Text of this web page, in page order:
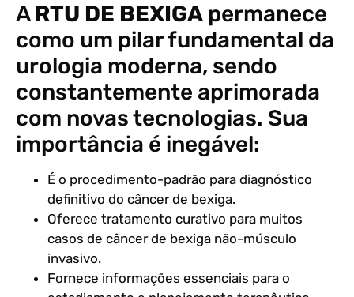
A RTU DE BEXIGA permanece
como um pilar fundamental da
urologia moderna, sendo
constantemente aprimorada
com novas tecnologias. Sua
importância é inegável:
É o procedimento-padrão para diagnóstico
definitivo do câncer de bexiga.
Oferece tratamento curativo para muitos
casos de câncer de bexiga não-músculo
invasivo.
Fornece informações essenciais para o